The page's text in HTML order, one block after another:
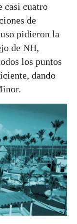
casi cuatro
de
pidieron la
de NH,
los puntos
dando